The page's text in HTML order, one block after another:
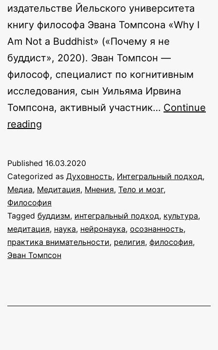
издательстве Йельского университета
книгу философа Эвана Томпсона «Why I
Am Not a Buddhist» («Почему я не
буддист», 2020). Эван Томпсон —
философ, специалист по когнитивным
исследования, сын Уильяма Ирвина
Томпсона, активный участник… Continue
reading
буддист»:
подкаст
о
новой
книге
Эвана
перспективах
Published 16.03.2020
Categorized as Духовность, Интегральный подход,
Медиа, Медитация, Мнения, Тело и мозг,
Философия
Tagged буддизм, интегральный подход, культура,
медитация, наука, нейронаука, осознанность,
практика внимательности, религия, философия,
Эван Томпсон